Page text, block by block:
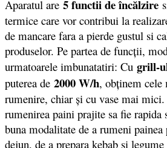
Aparatul are 5 functii de încălzire
termice care vor contribui la
de mancare fara a pierde gustul si
produselor. Pe partea de funcții,
urmatoarele imbunatatiri: Cu grill-
puterea de 2000 W/h, obţinem cele
rumenire, chiar şi cu vase mai
rumenirea paini prajite sa fie rapida
buna modalitate de a rumeni
dejun, de a prepara kebab si